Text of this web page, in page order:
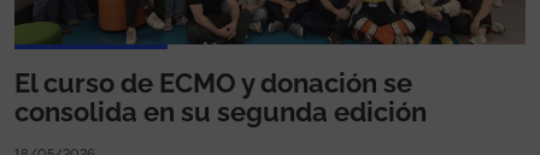
El curso de ECMO y donación se
consolida en su segunda edición